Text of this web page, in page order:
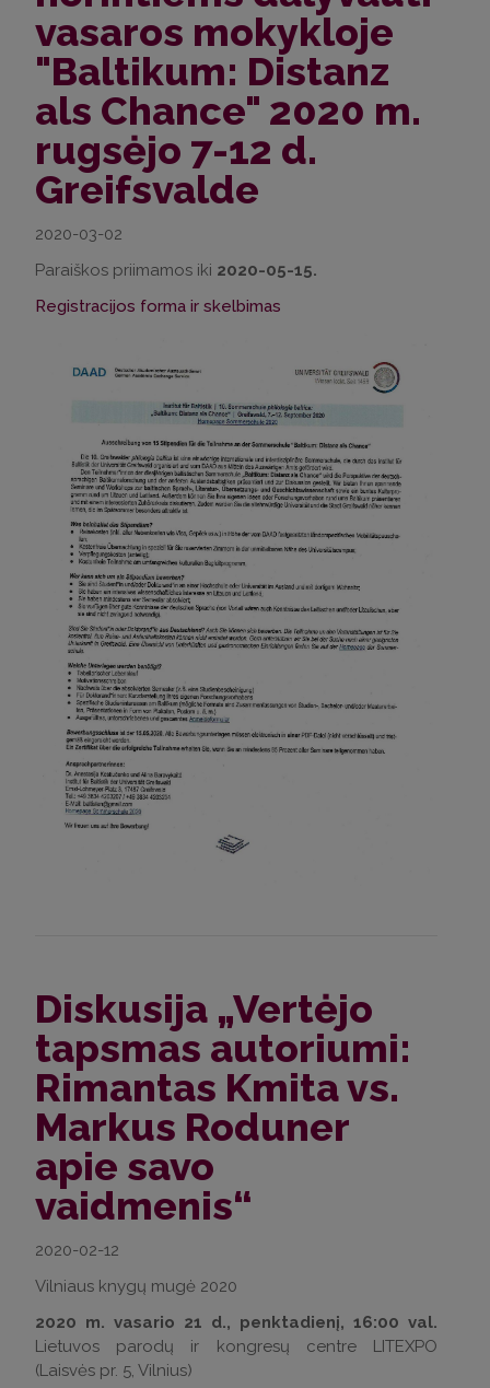
vasaros mokykloje
"Baltikum: Distanz
als Chance" 2020 m.
rugsėjo 7-12 d.
Greifsvalde
2020-03-02
Paraiškos priimamos iki 2020-05-15.
Registracijos forma ir skelbimas
Diskusija „Vertėjo
tapsmas autoriumi:
Rimantas Kmita vs.
Markus Roduner
apie savo
vaidmenis“
2020-02-12
Vilniaus knygų mugė 2020
2020 m. vasario 21 d., penktadienį, 16:00 val.
Lietuvos parodų ir kongresų centre LITEXPO
(Laisvės pr. 5, Vilnius)